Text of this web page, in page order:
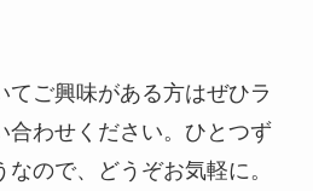
てご興味がある方はぜひラ
合わせください。ひとつず
ので、どうぞお気軽に。